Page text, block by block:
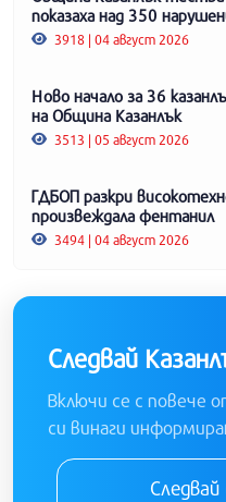
показаха над 350
3918 | 04 август 2026
Ново начало за 36
на Община Казанлък
3513 | 05 август 2026
ГДБОП разкри
произвеждала фентанил
3494 | 04 август 2026
Следвай
Включи се с повече
си винаги